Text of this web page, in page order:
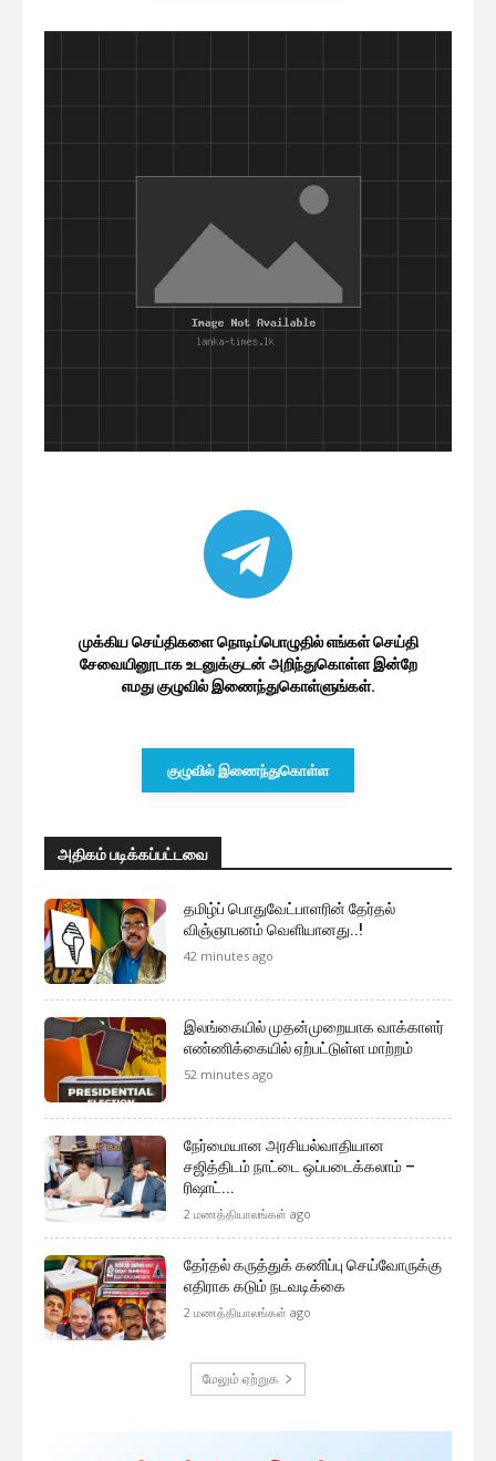
முக்கிய செய்திகளை நொடிப்பொழுதில் எங்கள் செய்தி
சேவையினூடாக உடனுக்குடன் அறிந்துகொள்ள இன்றே
எமது குழுவில் இணைந்துகொள்ளுங்கள்.
குழுவில் இணைந்துகொள்ள
அதிகம் படிக்கப்பட்டவை
தமிழ்ப் பொதுவேட்பாளரின் தேர்தல்
விஞ்ஞாபனம் வெளியானது..!
42 minutes ago
இலங்கையில் முதன்முறையாக வாக்காளர்
எண்ணிக்கையில் ஏற்பட்டுள்ள மாற்றம்
52 minutes ago
நேர்மையான அரசியல்வாதியான
சஜித்திடம் நாட்டை ஒப்படைக்கலாம் –
ரிஷாட்...
2 மணத்தியாலங்கள் ago
தேர்தல் கருத்துக் கணிப்பு செய்வோருக்கு
எதிராக கடும் நடவடிக்கை
2 மணத்தியாலங்கள் ago
மேலும் ஏற்றுக